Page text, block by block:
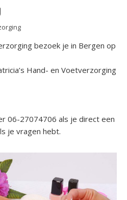
bezoek je in Bergen op
Hand- en Voetverzorging
06-27074706 als je direct een
je vragen hebt.